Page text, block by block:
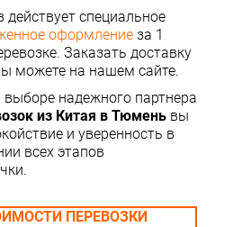
специальное
оформление за 1
Заказать доставку
можете на нашем сайте.
надежного партнера
из Китая в Тюмень вы
и уверенность в
всех этапов
ПЕРЕВОЗКИ